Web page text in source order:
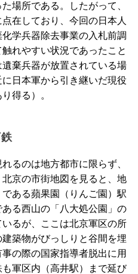
場所である。したがって、
在しており、今回の日本人
学兵器除去事業の入札前調
れやすい状況であったこと
棄兵器が放置されている場
日本軍から引き継いだ現役
得る）。
るのは地方都市に限らず、
京の市街地図を見ると、地
ある蘋果園（りんご園）駅
る西山の「八大処公園」の
るが、ここは北京軍区の所
築物がびっしりと谷間を埋
の際の国家指導者脱出に用
軍区内（高井駅）まで延び